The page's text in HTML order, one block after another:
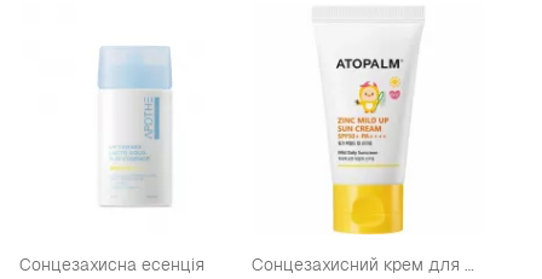
Сонцезахисна есенція Сонцезахисний крем для дітей